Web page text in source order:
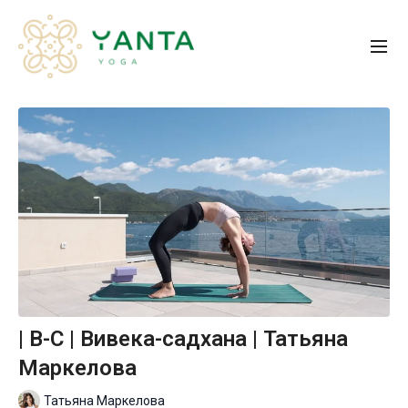
| B-С | Вивека-садхана | Татьяна
Маркелова
Татьяна Маркелова